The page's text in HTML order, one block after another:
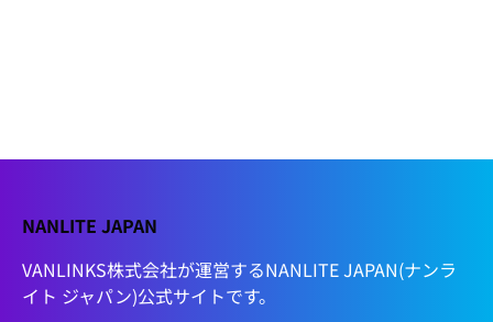
NANLITE JAPAN
VANLINKS株式会社が運営するNANLITE JAPAN(ナンラ
イト ジャパン)公式サイトです。